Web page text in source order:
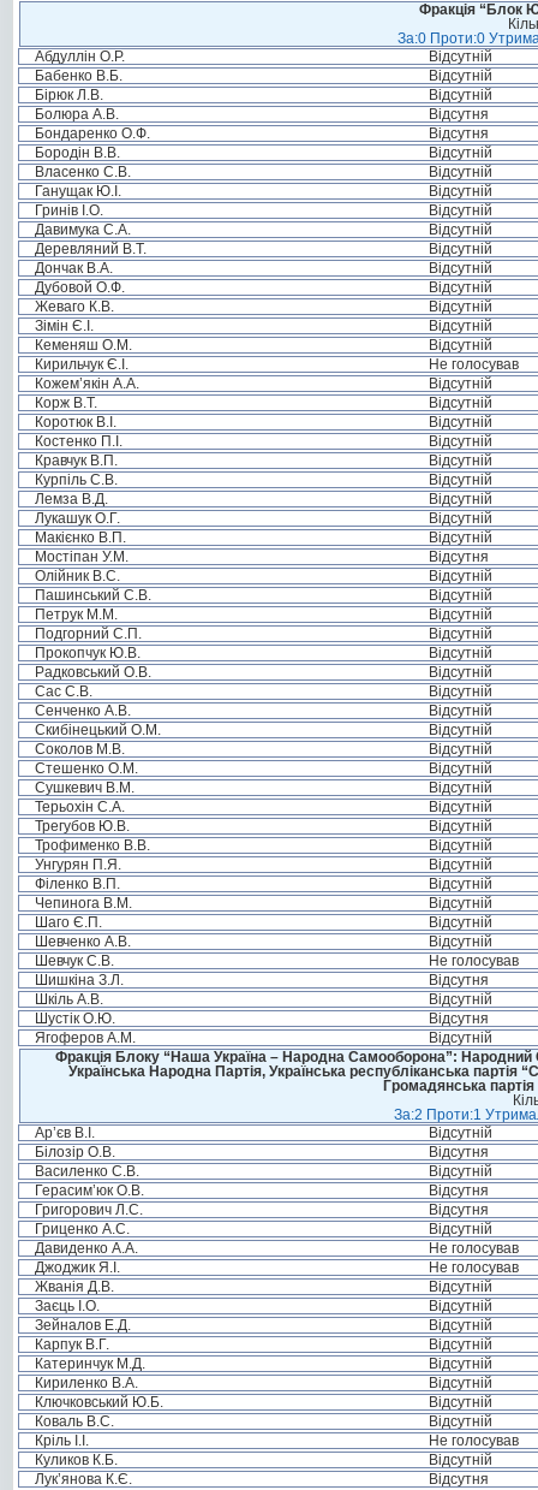
Фракція “Блок
За:0 Проти:0
Абдуллін О.Р.
Відсутній
Бабенко В.Б.
Відсутній
Бірюк Л.В.
Відсутній
Болюра А.В.
Відсутня
Бондаренко О.Ф.
Відсутня
Бородін В.В.
Відсутній
Власенко С.В.
Відсутній
Ганущак Ю.І.
Відсутній
Гринів І.О.
Відсутній
Давимука С.А.
Відсутній
Деревляний В.Т.
Відсутній
Дончак В.А.
Відсутній
Дубовой О.Ф.
Відсутній
Жеваго К.В.
Відсутній
Зімін Є.І.
Відсутній
Кеменяш О.М.
Відсутній
Кирильчук Є.І.
Не голосував
Кожем’якін А.А.
Відсутній
Корж В.Т.
Відсутній
Коротюк В.І.
Відсутній
Костенко П.І.
Відсутній
Кравчук В.П.
Відсутній
Курпіль С.В.
Відсутній
Лемза В.Д.
Відсутній
Лукашук О.Г.
Відсутній
Макієнко В.П.
Відсутній
Мостіпан У.М.
Відсутня
Олійник В.С.
Відсутній
Пашинський С.В.
Відсутній
Петрук М.М.
Відсутній
Подгорний С.П.
Відсутній
Прокопчук Ю.В.
Відсутній
Радковський О.В.
Відсутній
Сас С.В.
Відсутній
Сенченко А.В.
Відсутній
Скибінецький О.М.
Відсутній
Соколов М.В.
Відсутній
Стешенко О.М.
Відсутній
Сушкевич В.М.
Відсутній
Терьохін С.А.
Відсутній
Трегубов Ю.В.
Відсутній
Трофименко В.В.
Відсутній
Унгурян П.Я.
Відсутній
Філенко В.П.
Відсутній
Чепинога В.М.
Відсутній
Шаго Є.П.
Відсутній
Шевченко А.В.
Відсутній
Шевчук С.В.
Не голосував
Шишкіна З.Л.
Відсутня
Шкіль А.В.
Відсутній
Шустік О.Ю.
Відсутня
Ягоферов А.М.
Відсутній
Фракція Блоку “Наша Україна – Народна Самооборона”: Народний
Українська Народна Партія, Українська республіканська
Громадянська
За:2 Проти:1
Ар’єв В.І.
Відсутній
Білозір О.В.
Відсутня
Василенко С.В.
Відсутній
Герасим’юк О.В.
Відсутня
Григорович Л.С.
Відсутня
Гриценко А.С.
Відсутній
Давиденко А.А.
Не голосував
Джоджик Я.І.
Не голосував
Жванія Д.В.
Відсутній
Заєць І.О.
Відсутній
Зейналов Е.Д.
Відсутній
Карпук В.Г.
Відсутній
Катеринчук М.Д.
Відсутній
Кириленко В.А.
Відсутній
Ключковський Ю.Б.
Відсутній
Коваль В.С.
Відсутній
Кріль І.І.
Не голосував
Куликов К.Б.
Відсутній
Лук’янова К.Є.
Відсутня